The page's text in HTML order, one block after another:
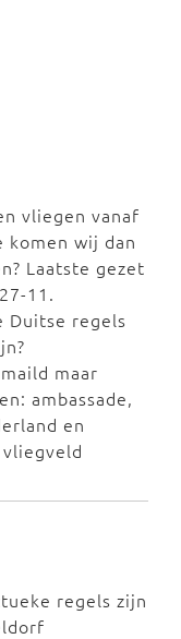
vliegen vanaf
komen wij dan
Laatste gezet
11.
regels
maar
ambassade,
en
regels zijn